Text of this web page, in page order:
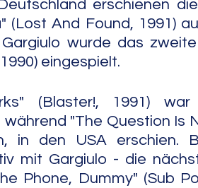
erschienen
(Lost And Found, 1991)
wurde das
eingespielt.
(Blaster!, 1991)
"The Question Is
in den USA erschien.
mit Gargiulo - die
Phone, Dummy" (Sub